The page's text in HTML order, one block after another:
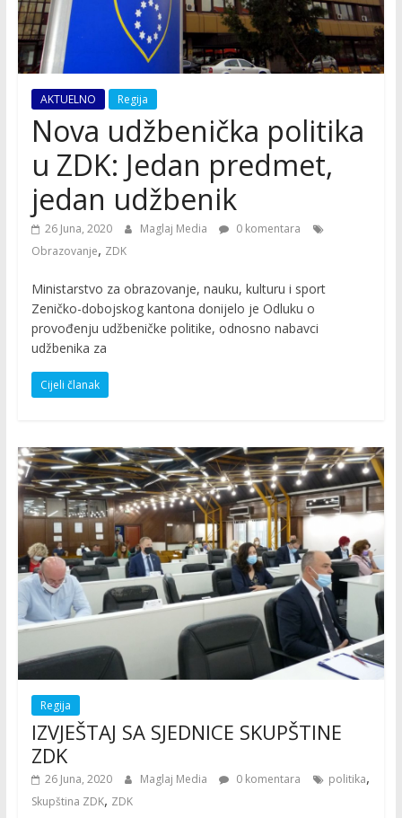
AKTUELNO Regija
Nova udžbenička politika
u ZDK: Jedan predmet,
jedan udžbenik
26 Juna, 2020 Maglaj Media
0 komentara
Obrazovanje, ZDK
Ministarstvo za obrazovanje, nauku, kulturu i sport
Zeničko-dobojskog kantona donijelo je Odluku o
provođenju udžbeničke politike, odnosno nabavci
udžbenika za
Cijeli članak
Regija
IZVJEŠTAJ SA SJEDNICE SKUPŠTINE
ZDK
26 Juna, 2020 Maglaj Media 0 komentara politika,
Skupština ZDK, ZDK